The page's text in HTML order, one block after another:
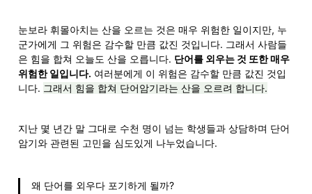
눈보라 휘몰아치는 산을 오르는 것은 매우 위험한 일이지만, 누
군가에게 그 위험은 감수할 만큼 값진 것입니다. 그래서 사람들
은 힘을 합쳐 오늘도 산을 오릅니다. 단어를 외우는 것 또한 매우
위험한 일입니다. 여러분에게 이 위험은 감수할 만큼 값진 것입
니다. 그래서 힘을 합쳐 단어암기라는 산을 오르려 합니다.
지난 몇 년간 말 그대로 수천 명이 넘는 학생들과 상담하며 단어
암기와 관련된 고민을 심도있게 나누었습니다.
왜 단어를 외우다 포기하게 될까?